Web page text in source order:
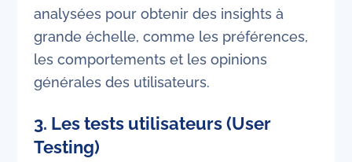
analysées pour obtenir des insights à
grande échelle, comme les préférences,
les comportements et les opinions
générales des utilisateurs.
3. Les tests utilisateurs (User
Testing)